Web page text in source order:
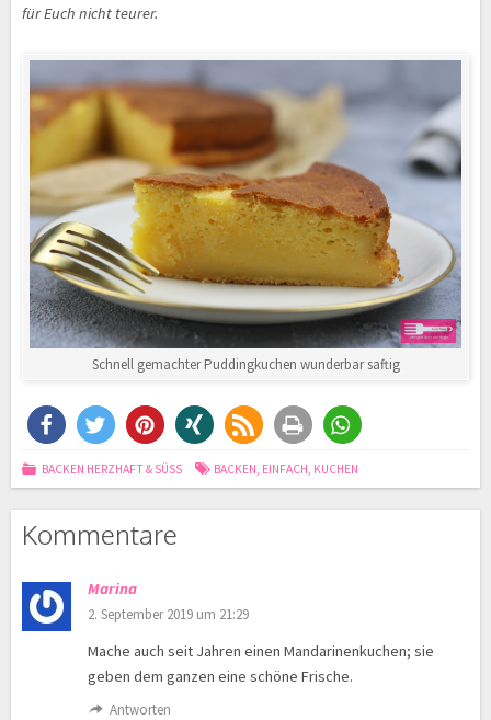
für Euch nicht teurer.
Schnell gemachter Puddingkuchen wunderbar saftig
BACKEN HERZHAFT & SÜSS BACKEN, EINFACH, KUCHEN
Kommentare
Marina
2. September 2019 um 21:29
Mache auch seit Jahren einen Mandarinenkuchen; sie
geben dem ganzen eine schöne Frische.
Antworten